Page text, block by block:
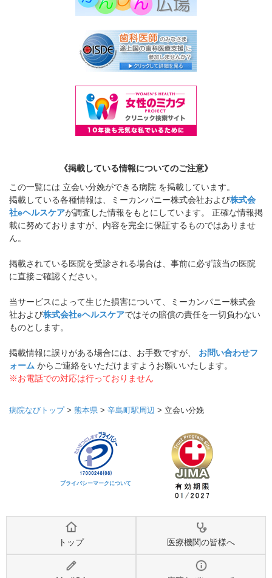
《掲載している情報についてのご注意》
この一覧には 立会い分娩ができる病院 を掲載しています。
掲載している各種情報は、ミーカンパニー株式会社および株式会
社eヘルスケアが調査した情報をもとにしています。 正確な情報掲
載に努めておりますが、内容を完全に保証するものではありませ
ん。
掲載されている医院を受診される場合は、事前に必ず該当の医院
に直接ご確認ください。
当サービスによって生じた損害について、ミーカンパニー株式会
社および株式会社eヘルスケアではその賠償の責任を一切負わない
ものとします。
掲載情報に誤りがある場合には、お手数ですが、 お問い合わせフ
ォーム からご連絡をいただけますようお願いいたします。
※お電話での対応は行っておりません
病院なびトップ> 熊本県 > 辛島町駅周辺 > 立会い分娩
プライバシーマークについて
トップ 医療機関の皆様へ